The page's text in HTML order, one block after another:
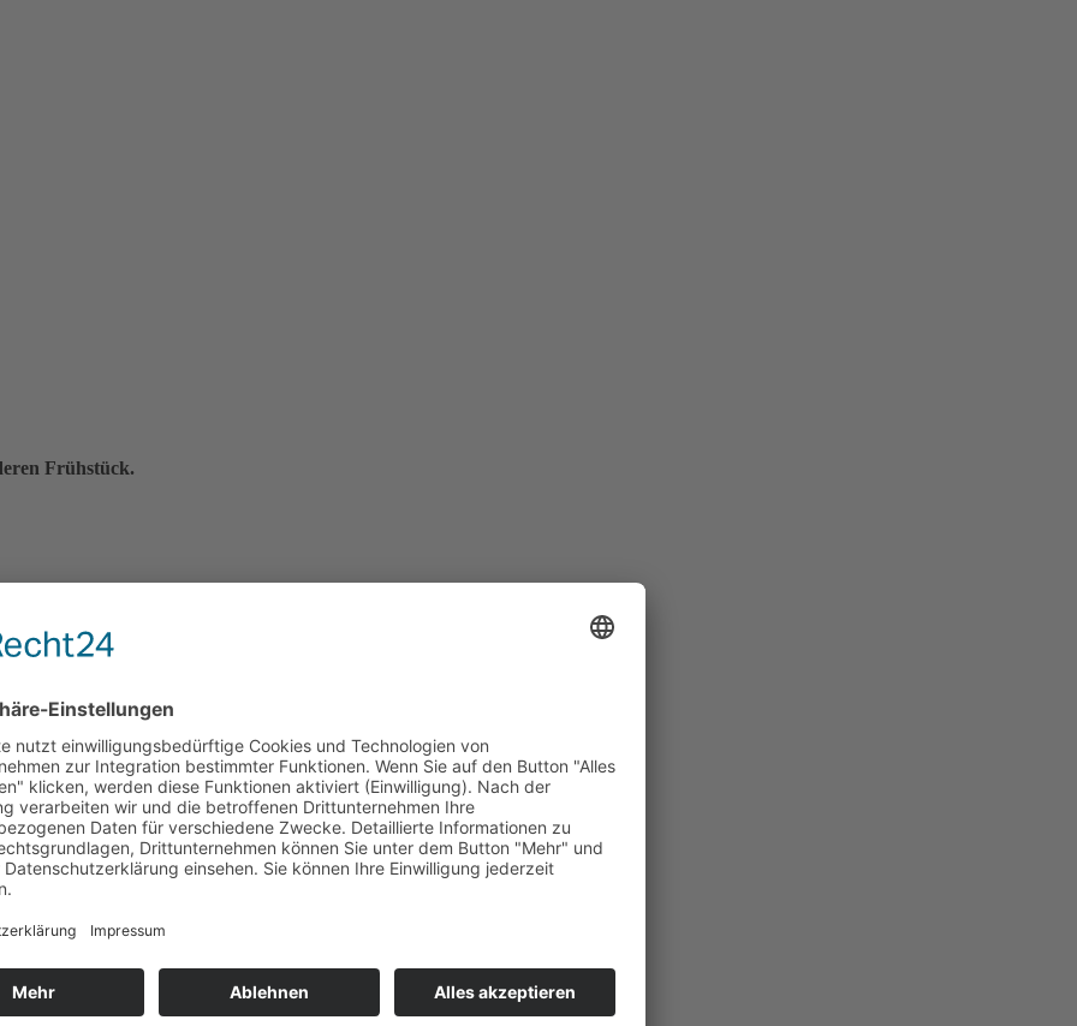
Frühstück.
Bäckerei Brade
) Kaffee/Saft nachgeschenkt.